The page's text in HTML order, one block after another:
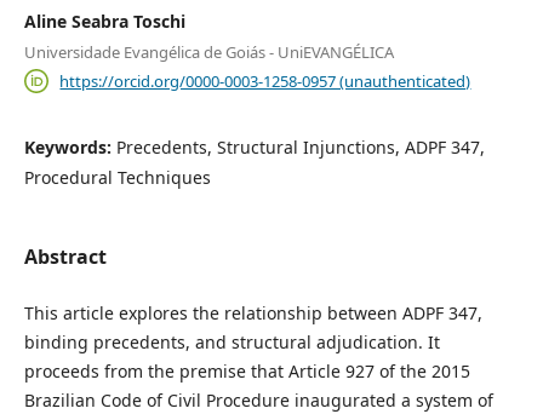
Aline Seabra Toschi
Universidade Evangélica de Goiás - UniEVANGÉLICA
https://orcid.org/0000-0003-1258-0957 (unauthenticated)
Keywords: Precedents, Structural Injunctions, ADPF 347,
Procedural Techniques
Abstract
This article explores the relationship between ADPF 347,
binding precedents, and structural adjudication. It
proceeds from the premise that Article 927 of the 2015
Brazilian Code of Civil Procedure inaugurated a system of